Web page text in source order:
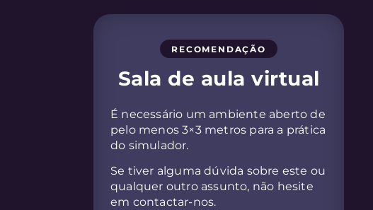
RECOMENDAÇÃO
Sala de aula virtual
É necessário um ambiente aberto de
pelo menos 3×3 metros para a prática
do simulador.
Se tiver alguma dúvida sobre este ou
qualquer outro assunto, não hesite
em contactar-nos.